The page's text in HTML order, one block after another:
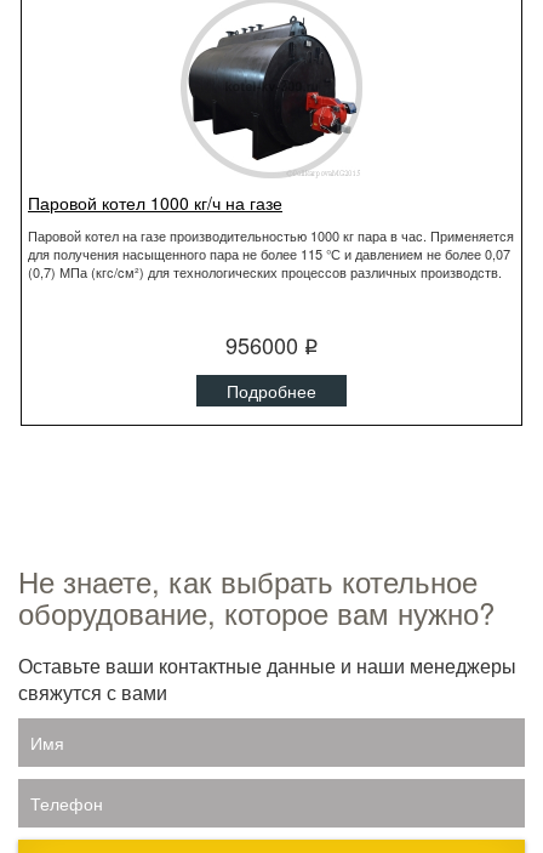
Паровой котел 1000 кг/ч на газе
Паровой котел на газе производительностью 1000 кг пара в час. Применяется
для получения насыщенного пара не более 115 °С и давлением не более 0,07
(0,7) МПа (кгс/cм²) для технологических процессов различных производств.
956000 q
Подробнее
Не знаете, как выбрать котельное
оборудование, которое вам нужно?
Оставьте ваши контактные данные и наши менеджеры
свяжутся с вами
Имя
Телефон